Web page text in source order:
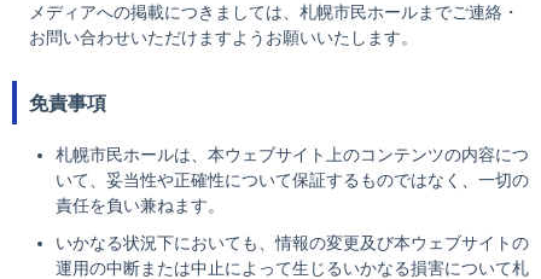
メディアへの掲載につきましては、札幌市民ホールまでご連絡・
お問い合わせいただけますようお願いいたします。
免責事項
札幌市民ホールは、本ウェブサイト上のコンテンツの内容につ
いて、妥当性や正確性について保証するものではなく、一切の
責任を負い兼ねます。
いかなる状況下においても、情報の変更及び本ウェブサイトの
運用の中断または中止によって生じるいかなる損害について札